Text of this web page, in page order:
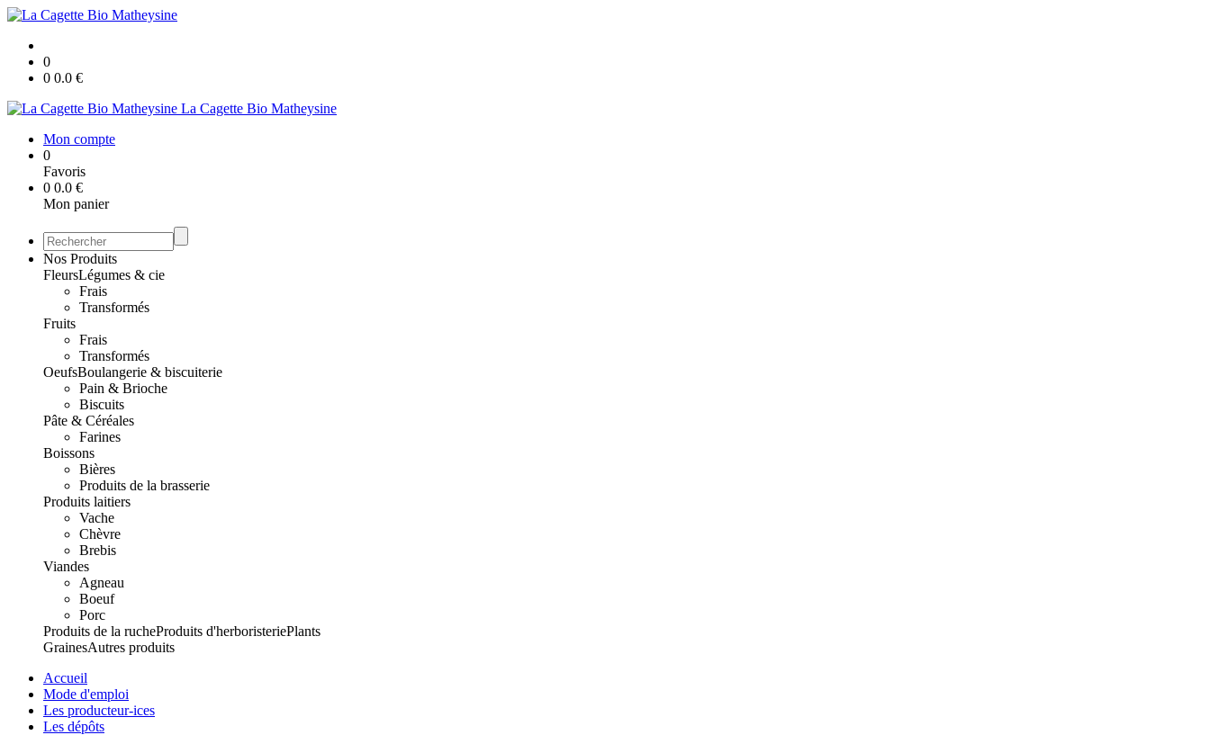
0
0 0.0 €
La Cagette Bio Matheysine
Mon compte
0
Favoris
0 0.0 €
Mon panier
Nos Produits
FleursLégumes & cie
Frais
Transformés
Fruits
Frais
Transformés
OeufsBoulangerie & biscuiterie
Pain & Brioche
Biscuits
Pâte & Céréales
Farines
Boissons
Bières
Produits de la brasserie
Produits laitiers
Vache
Chèvre
Brebis
Viandes
Agneau
Boeuf
Porc
Produits de la rucheProduits d'herboristeriePlants
GrainesAutres produits
Accueil
Mode d'emploi
Les producteur-ices
Les dépôts